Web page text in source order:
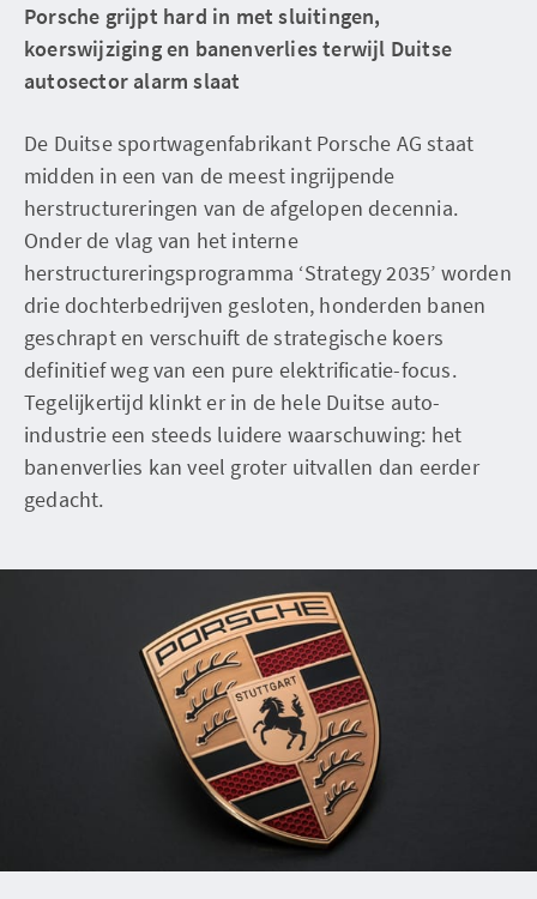
Porsche grijpt hard in met sluitingen,
koerswijziging en banenverlies terwijl Duitse
autosector alarm slaat
De Duitse sportwagenfabrikant Porsche AG staat
midden in een van de meest ingrijpende
herstructureringen van de afgelopen decennia.
Onder de vlag van het interne
herstructureringsprogramma ‘Strategy 2035’ worden
drie dochterbedrijven gesloten, honderden banen
geschrapt en verschuift de strategische koers
definitief weg van een pure elektrificatie-focus.
Tegelijkertijd klinkt er in de hele Duitse auto-
industrie een steeds luidere waarschuwing: het
banenverlies kan veel groter uitvallen dan eerder
gedacht.